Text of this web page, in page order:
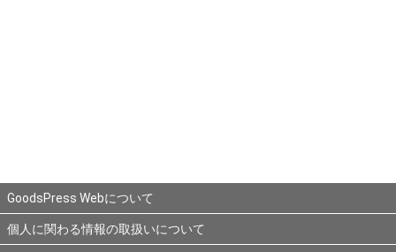
GoodsPress Webについて
個人に関わる情報の取扱いについて